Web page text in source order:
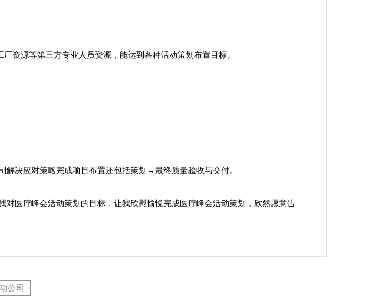
资源等第三方专业人员资源，能达到各种活动策划布置目标。
决应对策略完成项目布置还包括策划→最终质量验收与交付。
医疗峰会活动策划的目标，让我欣慰愉悦完成医疗峰会活动策划，欣然愿意告
公司